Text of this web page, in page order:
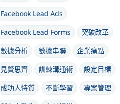
Facebook Lead Ads
Facebook Lead Forms
突破改革
數據分析
數據串聯
企業痛點
見賢思齊
訓練溝通術
設定目標
成功人特質
不斷學習
專案管理